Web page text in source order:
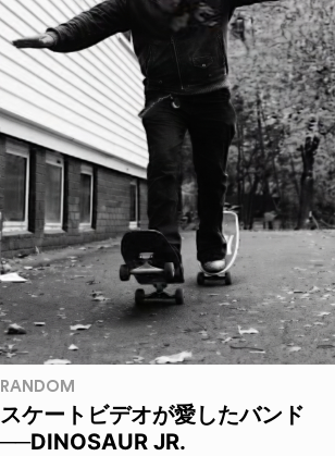
RANDOM
スケートビデオが愛したバンド
──DINOSAUR JR.